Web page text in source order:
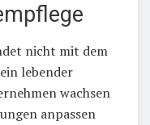
nicht mit dem
lebender
wachsen
anpassen